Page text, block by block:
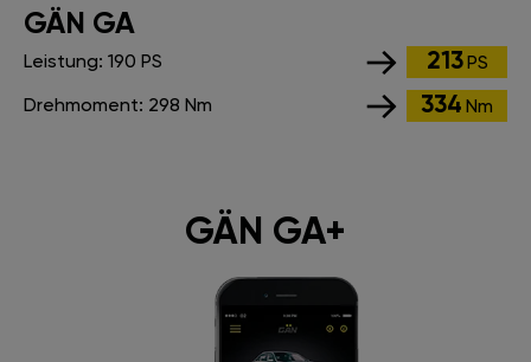
GÄN GA
Leistung: 190 PS 213 PS
Drehmoment: 298 Nm 334 Nm
GÄN GA+